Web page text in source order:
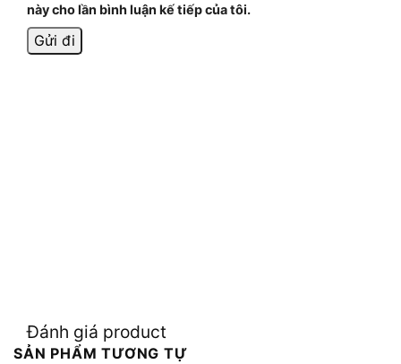
này cho lần bình luận kế tiếp của tôi.
Đánh giá product
SẢN PHẨM TƯƠNG TỰ